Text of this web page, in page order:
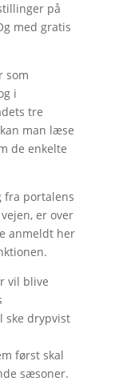
på
med gratis
som
i
tre
man læse
de enkelte
fra portalens
er over
anmeldt her
vil blive
ske drypvist
først skal
sæsoner.